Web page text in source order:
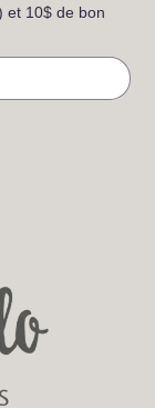
et 10$ de bon